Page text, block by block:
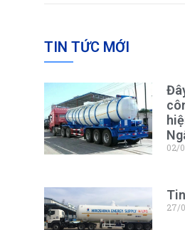
TIN TỨC MỚI
02/
27/